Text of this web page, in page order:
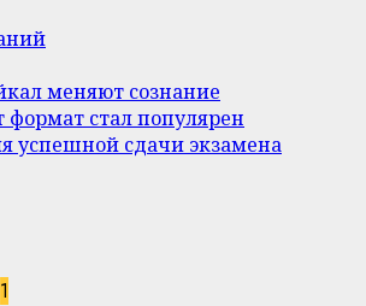
меняют сознание
стал популярен
успешной сдачи экзамена
1